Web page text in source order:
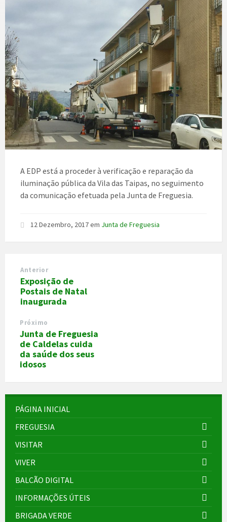
A EDP está a proceder à verificação e reparação da
iluminação pública da Vila das Taipas, no seguimento
da comunicação efetuada pela Junta de Freguesia.
12 Dezembro, 2017em Junta de Freguesia
Anterior
Exposição de
Postais de Natal
inaugurada
Próximo
Junta de Freguesia
de Caldelas cuida
da saúde dos seus
idosos
PÁGINA INICIAL
FREGUESIA
VISITAR
VIVER
BALCÃO DIGITAL
INFORMAÇÕES ÚTEIS
BRIGADA VERDE